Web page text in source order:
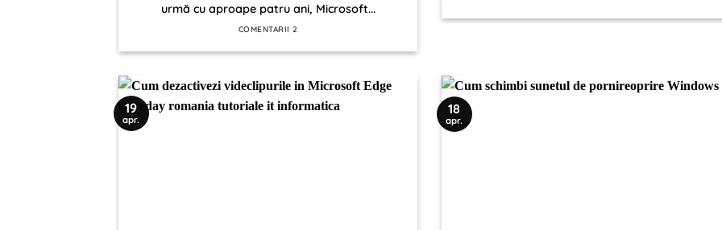
urmă cu aproape patru ani, Microsoft...
COMENTARII 2
19
apr.
18
apr.